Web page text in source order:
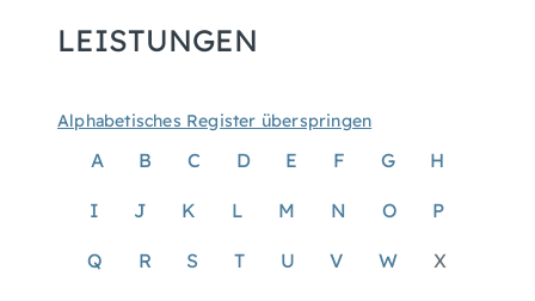
LEISTUNGEN
Alphabetisches Register überspringen
A B C D E F G H
I J K L M N O P
Q R S T U V W X